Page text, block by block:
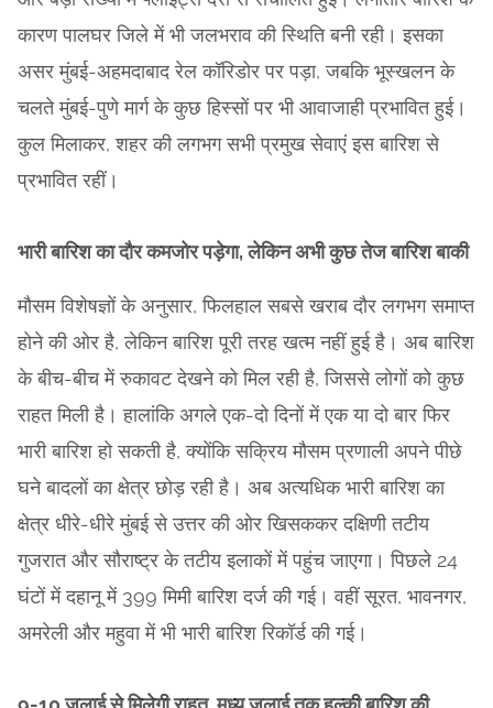
कारण पालघर जिले में भी जलभराव की स्थिति बनी रही। इसका
असर मुंबई-अहमदाबाद रेल कॉरिडोर पर पड़ा, जबकि भूस्खलन के
चलते मुंबई-पुणे मार्ग के कुछ हिस्सों पर भी आवाजाही प्रभावित हुई।
कुल मिलाकर, शहर की लगभग सभी प्रमुख सेवाएं इस बारिश से
प्रभावित रहीं।
भारी बारिश का दौर कमजोर पड़ेगा, लेकिन अभी कुछ तेज बारिश बाकी
मौसम विशेषज्ञों के अनुसार, फिलहाल सबसे खराब दौर लगभग समाप्त
होने की ओर है, लेकिन बारिश पूरी तरह खत्म नहीं हुई है। अब बारिश
के बीच-बीच में रुकावट देखने को मिल रही है, जिससे लोगों को कुछ
राहत मिली है। हालांकि अगले एक-दो दिनों में एक या दो बार फिर
भारी बारिश हो सकती है, क्योंकि सक्रिय मौसम प्रणाली अपने पीछे
घने बादलों का क्षेत्र छोड़ रही है। अब अत्यधिक भारी बारिश का
क्षेत्र धीरे-धीरे मुंबई से उत्तर की ओर खिसककर दक्षिणी तटीय
गुजरात और सौराष्ट्र के तटीय इलाकों में पहुंच जाएगा। पिछले 24
घंटों में दहानू में 399 मिमी बारिश दर्ज की गई। वहीं सूरत, भावनगर,
अमरेली और महुवा में भी भारी बारिश रिकॉर्ड की गई।